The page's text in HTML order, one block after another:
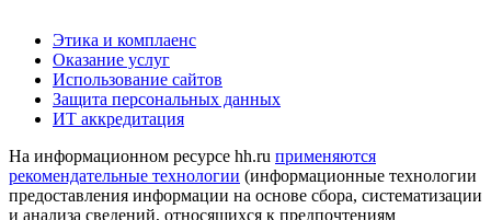
Этика и комплаенс
Оказание услуг
Использование сайтов
Защита персональных данных
ИТ аккредитация
На информационном ресурсе hh.ru применяются
рекомендательные технологии (информационные технологии
предоставления информации на основе сбора, систематизации
и анализа сведений, относящихся к предпочтениям